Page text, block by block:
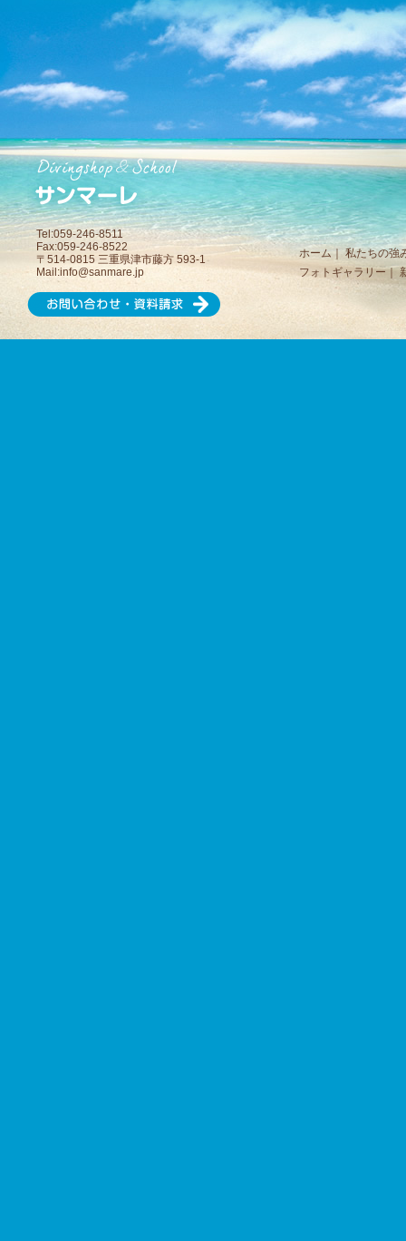
Tel:059-246-8511
Fax:059-246-8522
〒514-0815 三重県津市藤方 593-1
Mail:info@sanmare.jp
ホーム
私たちの強
フォトギャラリー｜